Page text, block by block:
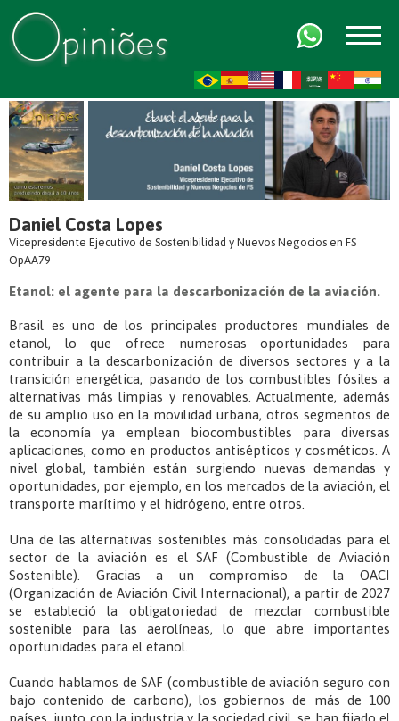
Daniel Costa Lopes
Vicepresidente Ejecutivo de Sostenibilidad y Nuevos Negocios en FS
OpAA79
Etanol: el agente para la descarbonización de la aviación.
Brasil es uno de los principales productores mundiales de
etanol, lo que ofrece numerosas oportunidades para
contribuir a la descarbonización de diversos sectores y a la
transición energética, pasando de los combustibles fósiles a
alternativas más limpias y renovables. Actualmente, además
de su amplio uso en la movilidad urbana, otros segmentos de
la economía ya emplean biocombustibles para diversas
aplicaciones, como en productos antisépticos y cosméticos. A
nivel global, también están surgiendo nuevas demandas y
oportunidades, por ejemplo, en los mercados de la aviación, el
transporte marítimo y el hidrógeno, entre otros.
Una de las alternativas sostenibles más consolidadas para el
sector de la aviación es el SAF (Combustible de Aviación
Sostenible). Gracias a un compromiso de la OACI
(Organización de Aviación Civil Internacional), a partir de 2027
se estableció la obligatoriedad de mezclar combustible
sostenible para las aerolíneas, lo que abre importantes
oportunidades para el etanol.
Cuando hablamos de SAF (combustible de aviación seguro con
bajo contenido de carbono), los gobiernos de más de 100
países, junto con la industria y la sociedad civil, se han fijado el